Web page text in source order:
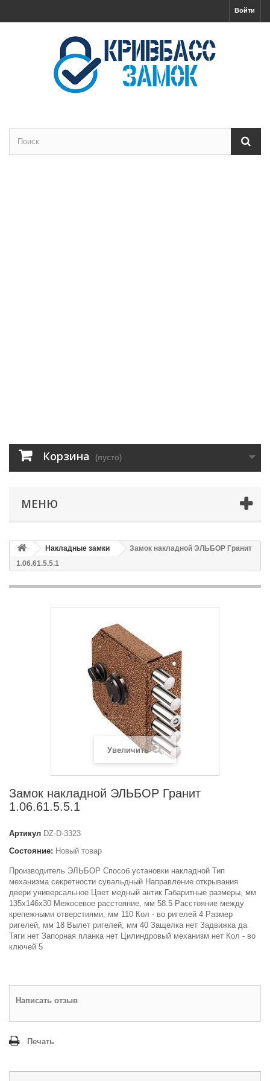
Войти
Корзина (пусто)
МЕНЮ
Накладные замки
Замок накладной ЭЛЬБОР Гранит
1.06.61.5.5.1
Увеличить
Замок накладной ЭЛЬБОР Гранит
1.06.61.5.5.1
Артикул DZ-D-3323
Состояние: Новый товар
Производитель ЭЛЬБОР Способ установки накладной Тип
механизма секретности сувальдный Направление открывания
двери универсальное Цвет медный антик Габаритные размеры, мм
135х146х30 Межосевое расстояние, мм 58.5 Расстояние между
крепежными отверстиями, мм 110 Кол - во ригелей 4 Размер
ригелей, мм 18 Вылет ригелей, мм 40 Защелка нет Задвижка да
Тяги нет Запорная планка нет Цилиндровый механизм нет Кол - во
ключей 5
Написать отзыв
Печать